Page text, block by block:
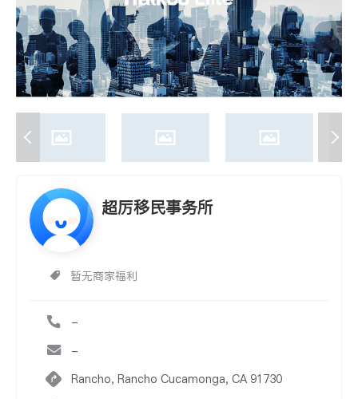
养老 非盈利组织
超厉移民事务所
暂无商家福利
-
-
Rancho, Rancho Cucamonga, CA 91730